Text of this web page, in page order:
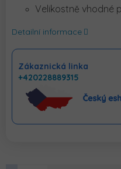
Velikostně vhodné
Detailní informace
Zákaznická linka
+420228889315